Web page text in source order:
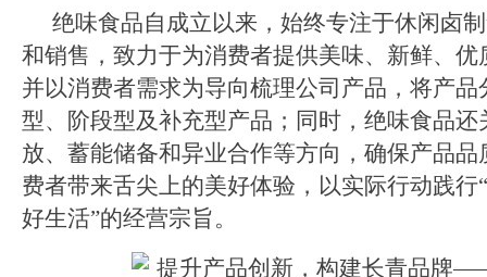
绝味食品自成立以来，始终专注于休闲卤
和销售，致力于为消费者提供美味、新鲜、
并以消费者需求为导向梳理公司产品，将产
型、阶段型及补充型产品；同时，绝味食品
放、蓄能储备和异业合作等方向，确保产品
费者带来舌尖上的美好体验，以实际行动践行
好生活”的经营宗旨。